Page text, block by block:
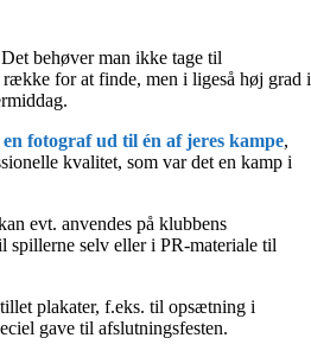
behøver man ikke tage til
række for at finde, men i ligeså høj grad i
en fotograf ud til én af jeres kampe,
kvalitet, som var det en kamp i
evt. anvendes på klubbens
spillerne selv eller i PR-materiale til
plakater, f.eks. til opsætning i
gave til afslutningsfesten.